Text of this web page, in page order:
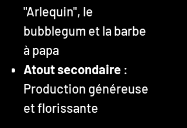
"Arlequin", le
bubblegum et la barbe
à papa
Atout secondaire :
Production généreuse
et florissante